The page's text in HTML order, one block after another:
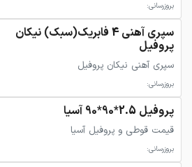
بروزرسانی:
سپری آهنی 4 فابریک(سبک) نیکان
پروفیل
سپری آهنی نیکان پروفیل
بروزرسانی:
پروفیل 2.5*90*90 آسیا
قیمت قوطی و پروفیل آسیا
بروزرسانی: